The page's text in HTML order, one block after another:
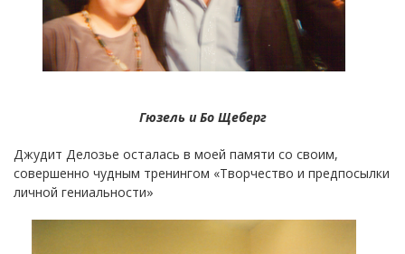
Гюзель и Бо Щеберг
Джудит Делозье осталась в моей памяти со своим,
совершенно чудным тренингом «Творчество и предпосылки
личной гениальности»